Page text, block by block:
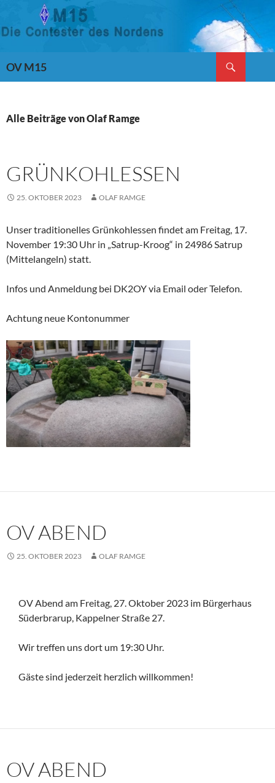
OV M15
Alle Beiträge von Olaf Ramge
GRÜNKOHLESSEN
25. OKTOBER 2023 OLAF RAMGE
Unser traditionelles Grünkohlessen findet am Freitag, 17.
November 19:30 Uhr in „Satrup-Kroog“ in 24986 Satrup
(Mittelangeln) statt.
Infos und Anmeldung bei DK2OY via Email oder Telefon.
Achtung neue Kontonummer
OV ABEND
25. OKTOBER 2023 OLAF RAMGE
OV Abend am Freitag, 27. Oktober 2023 im Bürgerhaus
Süderbrarup, Kappelner Straße 27.
Wir treffen uns dort um 19:30 Uhr.
Gäste sind jederzeit herzlich willkommen!
OV ABEND